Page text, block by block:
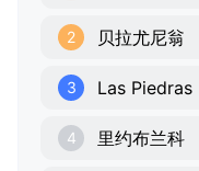
2 贝拉尤尼翁
3 Las Piedras
4 里约布兰科